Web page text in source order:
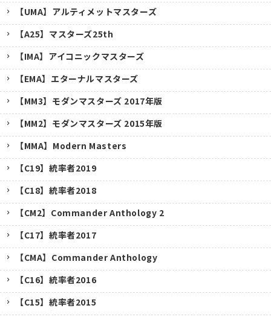
キャンセル
【UMA】アルティメットマスターズ
【A25】マスターズ25th
【IMA】アイコニックマスターズ
【EMA】エターナルマスターズ
【MM3】モダンマスターズ 2017年版
【MM2】モダンマスターズ 2015年版
【MMA】Modern Masters
【C19】統率者2019
【C18】統率者2018
【CM2】Commander Anthology 2
【C17】統率者2017
【CMA】Commander Anthology
【C16】統率者2016
【C15】統率者2015